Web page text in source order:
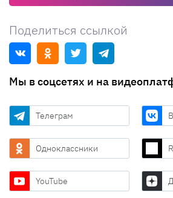
Поделиться ссылкой
Мы в соцсетях и на
Телеграм
Одноклассники
YouTube